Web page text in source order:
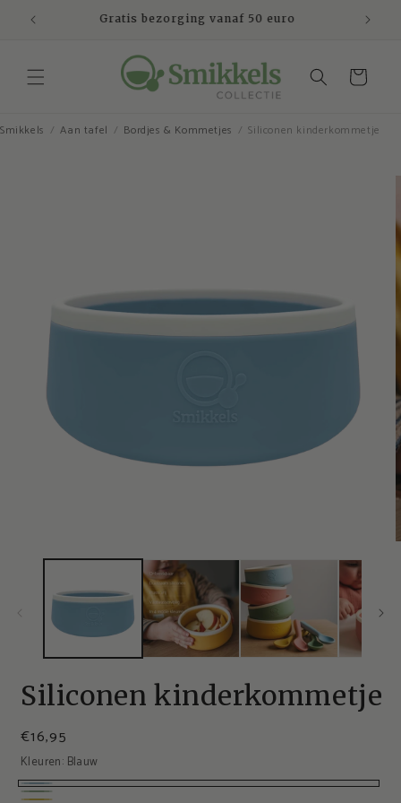
naar de
Winkelwagen
Smikkels Aan tafel Bordjes & Kommetjes Siliconen kinderkommetje
Siliconen kinderkommetje
€16,95
Kleuren: Blauw
Blauw